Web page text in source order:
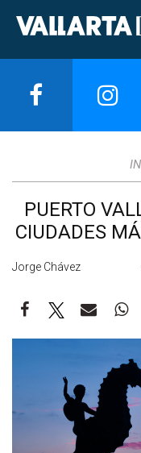
PUERTO
CIUDADES
Jorge Chávez